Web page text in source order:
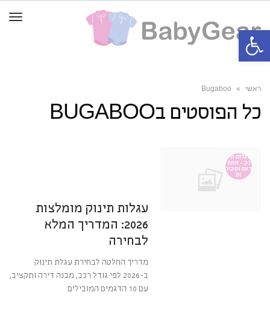
ראשי »
Bugaboo
כל הפוסטים בBUGABOO
עגלות תינ
וק - חוות
דעת וסקיר
ות
עגלות תינוק מומלצות
2026: המדריך המלא
לבחירה
מדריך החלטה לבחירת עגלת תינוק
ב-2026 לפי גודל רכב, מבנה דירה ותקציב,
עם 10 הדגמים המובילים
פתח סרגל נגישות